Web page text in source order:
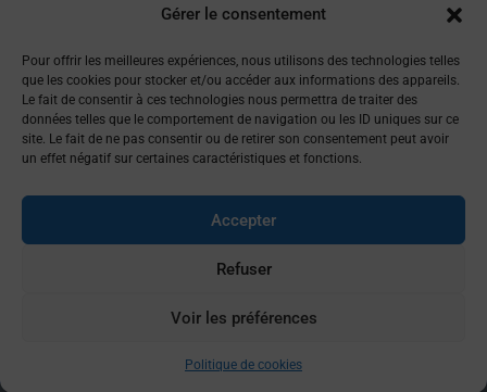
Gérer le consentement
Pour offrir les meilleures expériences, nous utilisons des technologies telles
que les cookies pour stocker et/ou accéder aux informations des appareils.
Le fait de consentir à ces technologies nous permettra de traiter des
données telles que le comportement de navigation ou les ID uniques sur ce
site. Le fait de ne pas consentir ou de retirer son consentement peut avoir
un effet négatif sur certaines caractéristiques et fonctions.
Accepter
Refuser
Voir les préférences
Politique de cookies
Politique de cookies
N'hésitez plus
SYSTEMILIA est certifiéQualiopi depuis le mai 2020,